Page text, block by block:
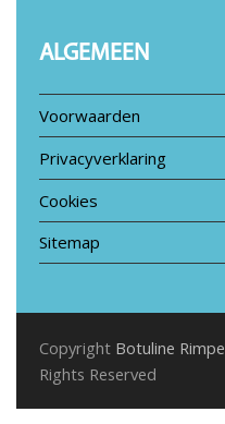
ALGEMEEN
Voorwaarden
Privacyverklaring
Cookies
Sitemap
Copyright Botuline
Rights Reserved